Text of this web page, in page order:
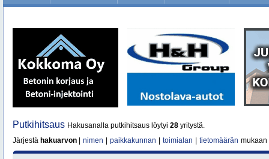
Putkihitsaus Hakusanalla putkihitsaus löytyi 28 yritystä.
Järjestä hakuarvon nimen paikkakunnan toimialan tietomäärän mukaan